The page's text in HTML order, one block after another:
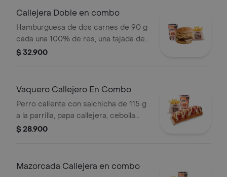
+ bebida PET
Callejera Doble en combo
Hamburguesa de dos carnes de 90 g
cada una 100% de res, una tajada de
queso tipo mozzarella, papas
papas Corral medianas + bebida PET
$ 32.900
Vaquero Callejero En Combo
Perro caliente con salchicha de 115 g
a la parrilla, papa callejera, cebolla
picada, salsa blanca, salsa de tomate
PET
$ 28.900
Mazorcada Callejera en combo